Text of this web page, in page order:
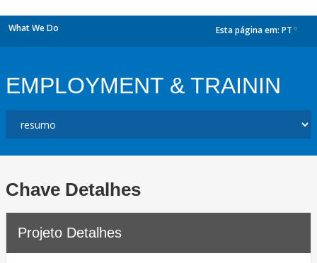
What We Do Esta página em: PT
EMPLOYMENT & TRAININ
Chave Detalhes
Projeto Detalhes